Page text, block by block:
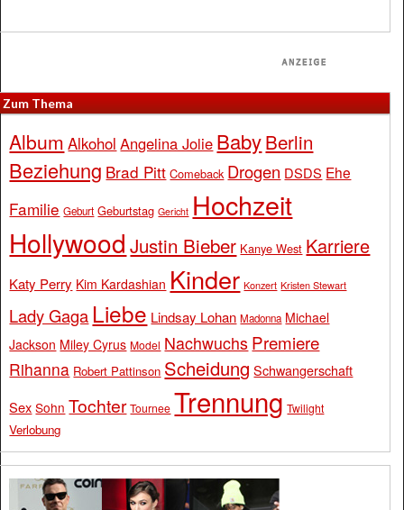
Zum Thema
Album Alkohol Angelina Jolie BabyBerlin
Beziehung Brad Pitt Comeback Drogen DSDS Ehe
Familie Geburt Geburtstag Gericht Hochzeit
Hollywood Justin Bieber Kanye West Karriere
Katy Perry Kim Kardashian Kinder Konzert Kristen Stewart
Lady Gaga Liebe Lindsay Lohan Madonna Michael
Jackson Miley Cyrus Model Nachwuchs Premiere
Rihanna Robert Pattinson Scheidung Schwangerschaft
Sex Sohn Tochter Tournee Trennung Twilight
Verlobung